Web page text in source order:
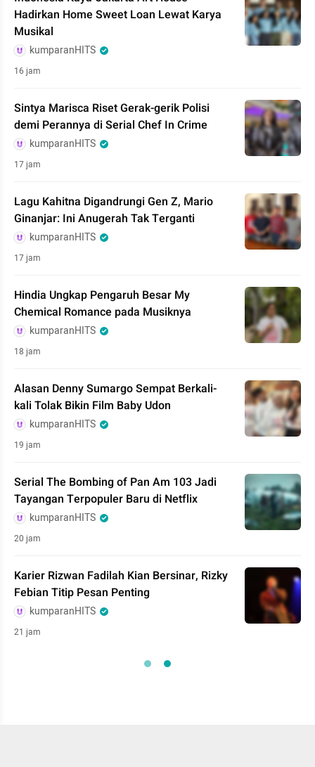
Hadirkan Home Sweet Loan Lewat Karya
Musikal
kumparanHITS
16 jam
Sintya Marisca Riset Gerak-gerik Polisi
demi Perannya di Serial Chef In Crime
kumparanHITS
17 jam
Lagu Kahitna Digandrungi Gen Z, Mario
Ginanjar: Ini Anugerah Tak Terganti
kumparanHITS
17 jam
Hindia Ungkap Pengaruh Besar My
Chemical Romance pada Musiknya
kumparanHITS
18 jam
Alasan Denny Sumargo Sempat Berkali-
kali Tolak Bikin Film Baby Udon
kumparanHITS
19 jam
Serial The Bombing of Pan Am 103 Jadi
Tayangan Terpopuler Baru di Netflix
kumparanHITS
20 jam
Karier Rizwan Fadilah Kian Bersinar, Rizky
Febian Titip Pesan Penting
kumparanHITS
21 jam